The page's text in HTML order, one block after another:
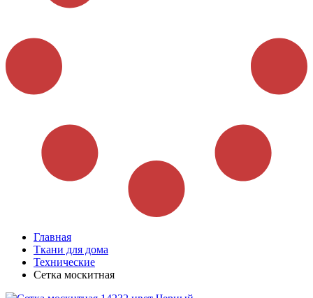
Главная
Ткани для дома
Технические
Сетка москитная